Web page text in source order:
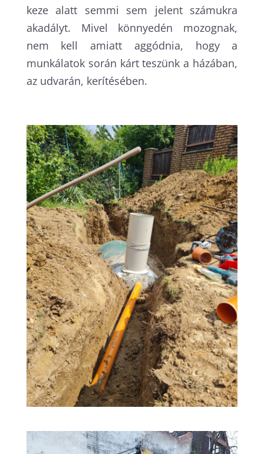
keze alatt semmi sem jelent számukra
akadályt. Mivel könnyedén mozognak,
nem kell amiatt aggódnia, hogy a
munkálatok során kárt teszünk a házában,
az udvarán, kerítésében.